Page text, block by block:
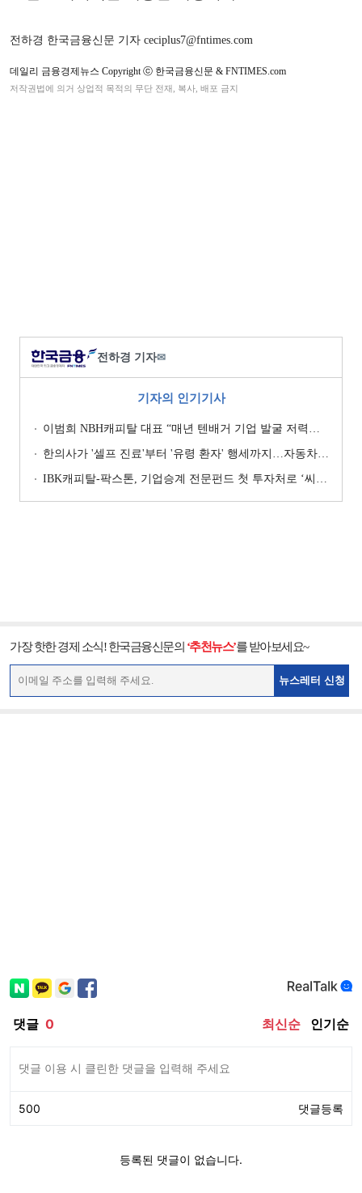
전하경 한국금융신문 기자 ceciplus7@fntimes.com
데일리 금융경제뉴스 Copyright ⓒ 한국금융신문 & FNTIMES.com
저작권법에 의거 상업적 목적의 무단 전재, 복사, 배포 금지
전하경 기자✉
기자의 인기기사
이범희 NBH캐피탈 대표 “매년 텐배거 기업 발굴 저력…올해 ROE 20% 목표”
한의사가 '셀프 진료'부터 '유령 환자' 행세까지…자동차보험 악용 심각 [경상환자 8주룰 도입 초읽기]
IBK캐피탈-팍스톤, 기업승계 전문펀드 첫 투자처로 ‘씨엠디기술단’ 낙점 [캐피탈사 돋보기]
가장 핫한 경제 소식! 한국금융신문의 ‘추천뉴스’를 받아보세요~
뉴스레터 신청